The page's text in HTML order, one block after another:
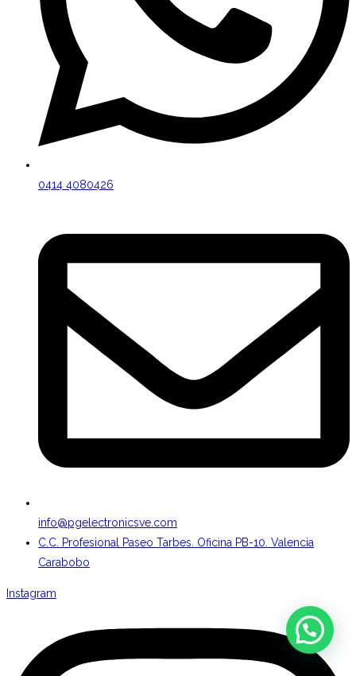
0414 4080426
info@pgelectronicsve.com
C.C. Profesional Paseo Tarbes. Oficina PB-10. Valencia
Carabobo
Instagram